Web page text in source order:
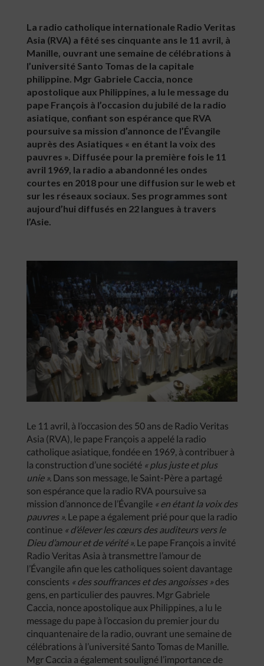
La radio catholique internationale Radio Veritas
Asia (RVA) a fêté ses cinquante ans le 11 avril, à
Manille, ouvrant une semaine de célébrations à
l’université Santo Tomas de la capitale
philippine. Mgr Gabriele Caccia, nonce
apostolique aux Philippines, a lu le message du
pape François à l’occasion du jubilé de la radio
asiatique, confiant son espérance que RVA
poursuive sa mission d’annonce de l’Évangile
auprès des Asiatiques « en étant la voix des
pauvres ». Diffusée pour la première fois le 11
avril 1969, la radio a abandonné les ondes
courtes en 2018 pour une diffusion sur le web et
sur les réseaux sociaux. Ses programmes sont
aujourd’hui diffusés en 22 langues à travers
l’Asie.
Le 11 avril, à l’occasion des 50 ans de Radio Veritas
Asia (RVA), le pape François a appelé la radio
catholique asiatique, fondée en 1969, à contribuer à
la construction d’une société « plus juste et plus
unie ». Dans son message, le Saint-Père a partagé
son espérance que la radio RVA poursuive sa
mission d’annonce de l’Évangile « en étant la voix des
pauvres ». Le pape a également prié pour que la radio
continue « d’élever les cœurs des auditeurs vers le
Dieu d’amour et de vérité ». Le pape François a invité
Radio Veritas Asia à transmettre l’amour de
l’Évangile afin que les catholiques soient davantage
conscients « des souffrances et des angoisses » des
gens, en particulier des pauvres. Mgr Gabriele
Caccia, nonce apostolique aux Philippines, a lu le
message du pape à l’occasion du premier jour du
cinquantenaire de la radio, ouvrant une semaine de
célébrations à l’université Santo Tomas de Manille.
Mgr Caccia a également souligné l’importance de